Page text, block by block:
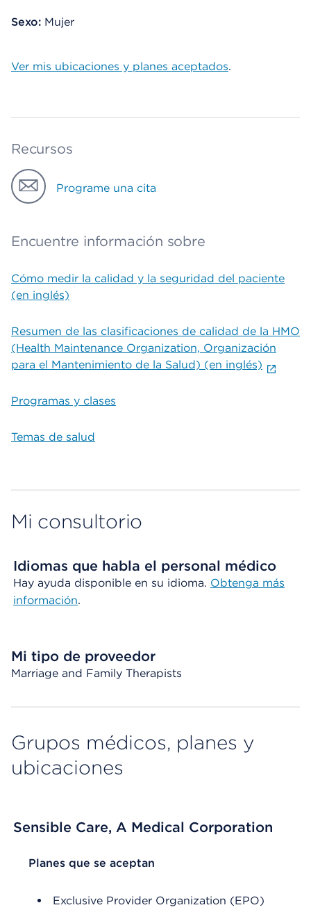
Sexo: Mujer
Ver mis ubicaciones y planes aceptados.
Recursos
Programe una cita
Encuentre información sobre
Cómo medir la calidad y la seguridad del paciente
(en inglés)
Resumen de las clasificaciones de calidad de la HMO
(Health Maintenance Organization, Organización
para el Mantenimiento de la Salud) (en inglés)
Programas y clases
Temas de salud
Mi consultorio
Idiomas que habla el personal médico
Hay ayuda disponible en su idioma. Obtenga más
información.
Mi tipo de proveedor
Marriage and Family Therapists
Grupos médicos, planes y
ubicaciones
Sensible Care, A Medical Corporation
List Header Planes que se aceptan
Planes que se aceptan
Exclusive Provider Organization (EPO)